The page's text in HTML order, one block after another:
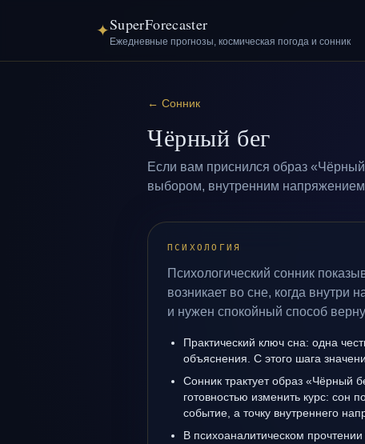
✦SuperForecaster
Ежедневные прогнозы, космическая погода и сонник
← Сонник
Чёрный бег
Если вам приснился образ
выбором, внутренним напряжением
ПСИХОЛОГИЯ
Психологический сонник
возникает во сне, когда внутри
и нужен спокойный способ
Практический ключ сна: одна
объяснения. С этого шага
Сонник трактует образ «Чёрный
готовностью изменить курс: сон
событие, а точку внутреннего
В психоаналитическом